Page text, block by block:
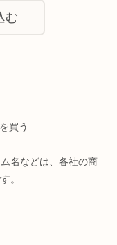
む
買う
名などは、各社の商
。